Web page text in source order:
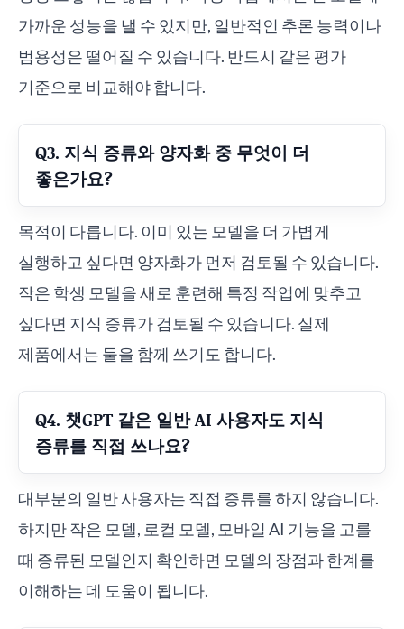
가까운 성능을 낼 수 있지만, 일반적인 추론 능력이나
범용성은 떨어질 수 있습니다. 반드시 같은 평가
기준으로 비교해야 합니다.
Q3. 지식 증류와 양자화 중 무엇이 더
좋은가요?
목적이 다릅니다. 이미 있는 모델을 더 가볍게
실행하고 싶다면 양자화가 먼저 검토될 수 있습니다.
작은 학생 모델을 새로 훈련해 특정 작업에 맞추고
싶다면 지식 증류가 검토될 수 있습니다. 실제
제품에서는 둘을 함께 쓰기도 합니다.
Q4. 챗GPT 같은 일반 AI 사용자도 지식
증류를 직접 쓰나요?
대부분의 일반 사용자는 직접 증류를 하지 않습니다.
하지만 작은 모델, 로컬 모델, 모바일 AI 기능을 고를
때 증류된 모델인지 확인하면 모델의 장점과 한계를
이해하는 데 도움이 됩니다.